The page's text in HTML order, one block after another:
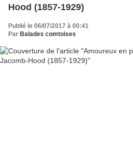
Hood (1857-1929)
Publié le 06/07/2017 à 00:41
Par Balades comtoises